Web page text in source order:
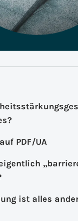
PDF/UA
ist alles